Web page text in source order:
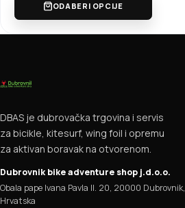
ODABERI OPCIJE
DBAS je dubrovačka trgovina i servis
za bicikle, kitesurf, wing foil i opremu
za aktivan boravak na otvorenom.
Dubrovnik bike adventure shop j.d.o.o.
Obala pape Ivana Pavla II. 20, 20000 Dubrovnik,
Hrvatska